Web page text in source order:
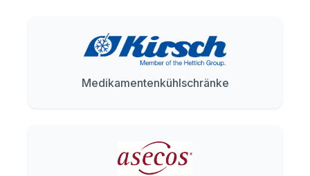
Medikamentenkühlschränke